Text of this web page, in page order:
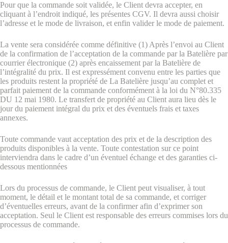
Pour que la commande soit validée, le Client devra accepter, en
cliquant à l’endroit indiqué, les présentes CGV. Il devra aussi choisir
l’adresse et le mode de livraison, et enfin valider le mode de paiement.
La vente sera considérée comme définitive (1) Après l’envoi au Client
de la confirmation de l’acceptation de la commande par la Batelière par
courrier électronique (2) après encaissement par la Batelière de
l’intégralité du prix. Il est expressément convenu entre les parties que
les produits restent la propriété de La Batelière jusqu’au complet et
parfait paiement de la commande conformément à la loi du N°80.335
DU 12 mai 1980. Le transfert de propriété au Client aura lieu dès le
jour du paiement intégral du prix et des éventuels frais et taxes
annexes.
Toute commande vaut acceptation des prix et de la description des
produits disponibles à la vente. Toute contestation sur ce point
interviendra dans le cadre d’un éventuel échange et des garanties ci-
dessous mentionnées
Lors du processus de commande, le Client peut visualiser, à tout
moment, le détail et le montant total de sa commande, et corriger
d’éventuelles erreurs, avant de la confirmer afin d’exprimer son
acceptation. Seul le Client est responsable des erreurs commises lors du
processus de commande.